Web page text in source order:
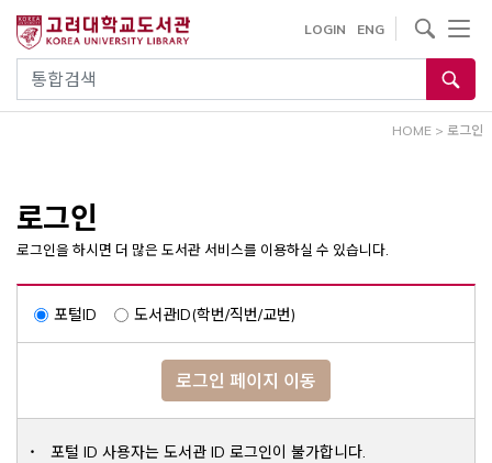
건
통합검색
LOGIN ENG
사이트내 검색
HOME > 로그인
로그인
로그인을 하시면 더 많은 도서관 서비스를 이용하실 수 있습니다.
포털ID 도서관ID(학번/직번/교번)
로그인 페이지 이동
포털 ID 사용자는 도서관 ID 로그인이 불가합니다.